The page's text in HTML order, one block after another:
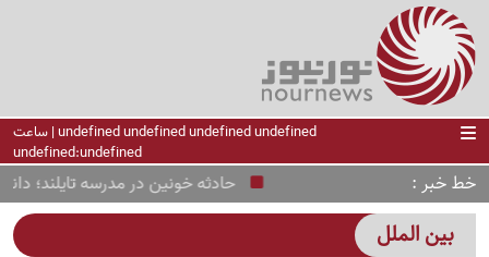
undefined undefined undefined undefined | ساعت
undefined:undefined
خط خبر حادثه خونین در مدرسه تایلند؛
بین الملل